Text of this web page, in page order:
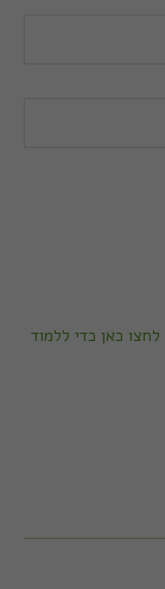
לחצו כאן כדי ללמוד